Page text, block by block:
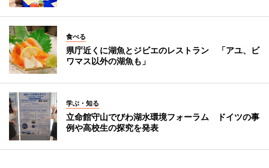
食べる
県庁近くに湖魚とジビエのレストラン 「アユ、ビ
ワマス以外の湖魚も」
学ぶ・知る
立命館守山でびわ湖水環境フォーラム ドイツの事
例や高校生の探究を発表